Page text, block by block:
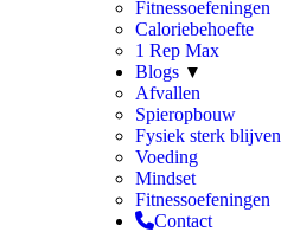
Fitnessoefeningen
Caloriebehoefte
1 Rep Max
Blogs
Afvallen
Spieropbouw
Fysiek sterk blijven
Voeding
Mindset
Fitnessoefeningen
Contact